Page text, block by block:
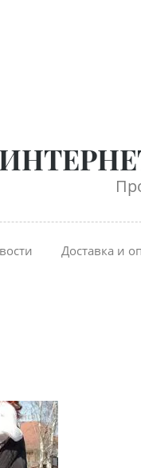
Доставка и